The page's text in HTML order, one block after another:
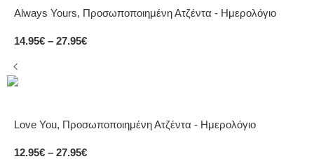
Always Yours, Προσωποποιημένη Ατζέντα - Ημερολόγιο
14.95€ – 27.95€
Love You, Προσωποποιημένη Ατζέντα - Ημερολόγιο
12.95€ – 27.95€